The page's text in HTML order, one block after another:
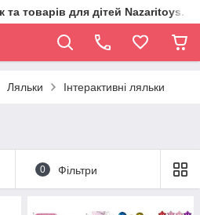
та товарів для дітей
Ляльки Інтерактивні ляльки
0 Фільтри